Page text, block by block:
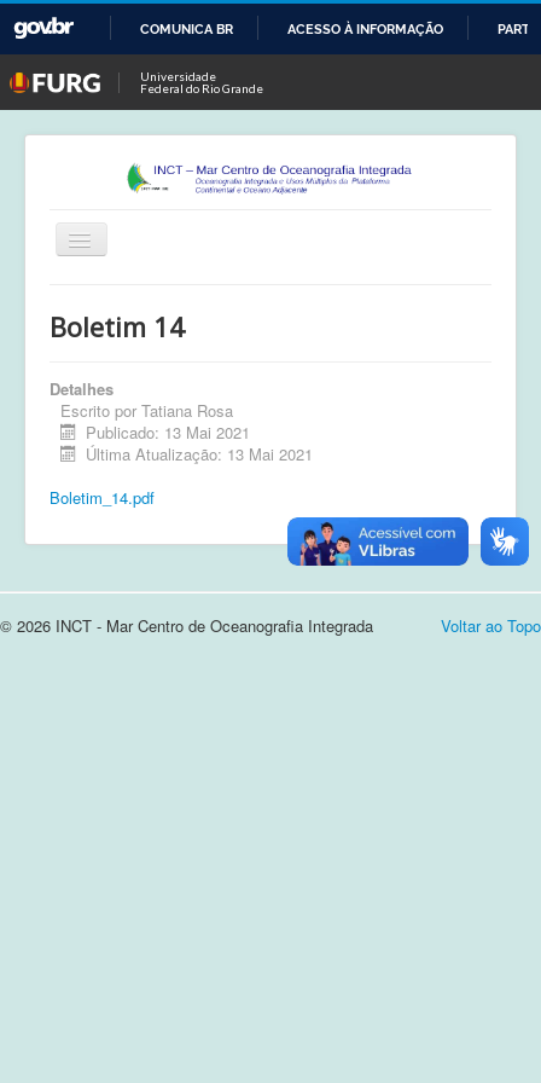
O
CONTEÚDO
COMUNICA BR ACESSO À INFORMAÇÃO
Universidade
Federal do Rio Grande
Alternar
Navegação
Calendário
Equipe
Boletim
Login
Boletim 14
Detalhes
Escrito por Tatiana Rosa
Publicado: 13 Mai 2021
Última Atualização: 13 Mai 2021
Boletim_14.pdf
Voltar ao Topo
© 2026 INCT - Mar Centro de Oceanografia Integrada